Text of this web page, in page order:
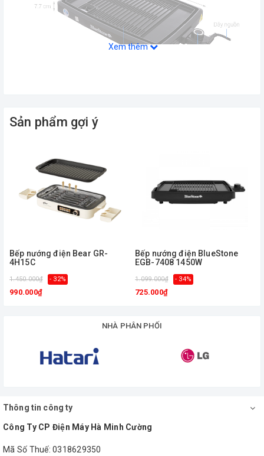
Bếp nướng điện Bluestone EGB-
7408 thiết kế nhỏ gọn, tiện dụng,
thích hợp sử dụng cho gia đình, tiệc
ngoài trời…
nướng được nhiều thực phẩm. Lớp
chống dính Ceramic bền tốt giúp
nướng thực phẩm chín ngon hạn chế
Xem thêm
Sản phẩm gợi ý
Bếp nướng điện Bear GR-
4H15C
1.450.000₫ - 32%
990.000₫
Bếp nướng điện BlueStone
EGB-7408 1450W
1.099.000₫ - 34%
725.000₫
NHÀ PHÂN PHỐI
Thông tin công ty
Công Ty CP Điện Máy Hà Minh Cường
Mã Số Thuế: 0318629350